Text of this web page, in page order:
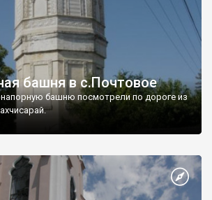
башня в с.Почтовое
башню посмотрели по дороге из